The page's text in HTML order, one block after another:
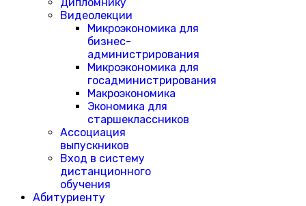
Видеолекции
Микроэкономика для
бизнес-
администрирования
Микроэкономика для
госадминистрирования
Макроэкономика
Экономика для
старшеклассников
Ассоциация
выпускников
Вход в систему
дистанционного
обучения
Абитуриенту